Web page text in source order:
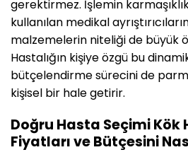
gerektirmez. İşlemin
kullanılan medikal
malzemelerin niteliği de büyük
Hastalığın kişiye özgü bu
bütçelendirme sürecini de
kişisel bir hale getirir.
Doğru Hasta Seçimi Kök
Fiyatları ve Bütçesini